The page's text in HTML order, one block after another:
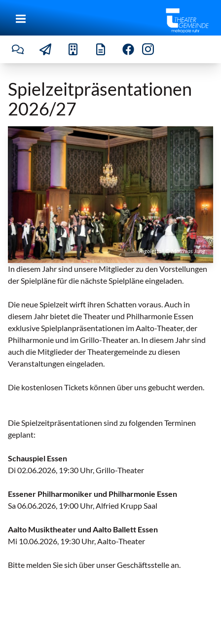
Spielzeitpräsentationen
2026/27
In diesem Jahr sind unsere Mitglieder zu den Vorstellungen
der Spielpläne für die nächste Spielpläne eingeladen.
Die neue Spielzeit wirft ihren Schatten voraus. Auch in
diesem Jahr bietet die Theater und Philharmonie Essen
exklusive Spielplanpräsentationen im Aalto-Theater, der
Philharmonie und im Grillo-Theater an. In diesem Jahr sind
auch die Mitglieder der Theatergemeinde zu diesen
Veranstaltungen eingeladen.
Die kostenlosen Tickets können über uns gebucht werden.
Die Spielzeitpräsentationen sind zu folgenden Terminen
geplant:
Schauspiel Essen
Di 02.06.2026, 19:30 Uhr, Grillo-Theater
Essener Philharmoniker und Philharmonie Essen
Sa 06.06.2026, 19:00 Uhr, Alfried Krupp Saal
Aalto Musiktheater und Aalto Ballett Essen
Mi 10.06.2026, 19:30 Uhr, Aalto-Theater
Bitte melden Sie sich über unser Geschäftsstelle an.
Rigoletto | © Matthias Jung